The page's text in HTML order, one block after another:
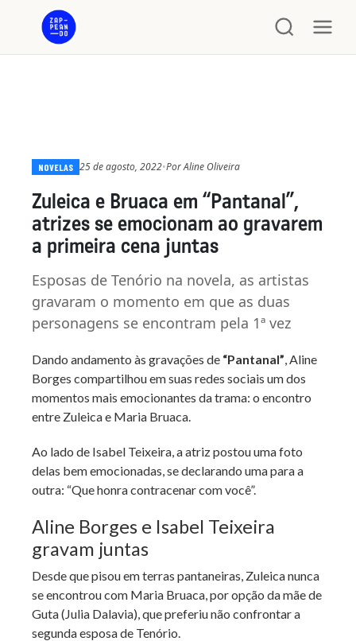
NOVELAS 25 de agosto, 2022•PorAline Oliveira
Zuleica e Bruaca em “Pantanal”,
atrizes se emocionam ao gravarem
a primeira cena juntas
Esposas de Tenório na novela, as artistas
gravaram o momento em que as duas
personagens se encontram pela 1ª vez
Dando andamento às gravações de “Pantanal”, Aline
Borges compartilhou em suas redes sociais um dos
momentos mais emocionantes da trama: o encontro
entre Zuleica e Maria Bruaca.
Ao lado de Isabel Teixeira, a atriz postou uma foto
delas bem emocionadas, se declarando uma para a
outra: “Que honra contracenar com você”.
Aline Borges e Isabel Teixeira
gravam juntas
Desde que pisou em terras pantaneiras, Zuleica nunca
se encontrou com Maria Bruaca, por opção da mãe de
Guta (Julia Dalavia), que preferiu não confrontar a
segunda esposa de Tenório.